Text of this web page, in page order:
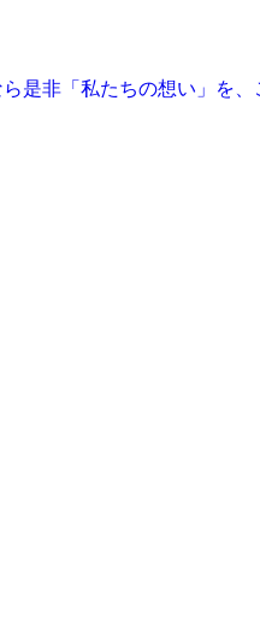
是非「私たちの想い」を、